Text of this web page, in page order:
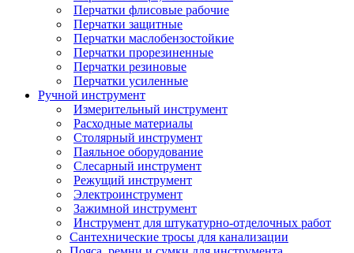
Перчатки флисовые рабочие
Перчатки защитные
Перчатки маслобензостойкие
Перчатки прорезиненные
Перчатки резиновые
Перчатки усиленные
Ручной инструмент
Измерительный инструмент
Расходные материалы
Столярный инструмент
Паяльное оборудование
Слесарный инструмент
Режущий инструмент
Электроинструмент
Зажимной инструмент
Инструмент для штукатурно-отделочных работ
Сантехнические тросы для канализации